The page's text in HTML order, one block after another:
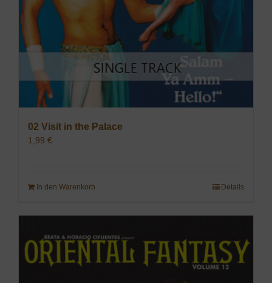
02 Visit in the Palace
1,99 €
In den Warenkorb Details